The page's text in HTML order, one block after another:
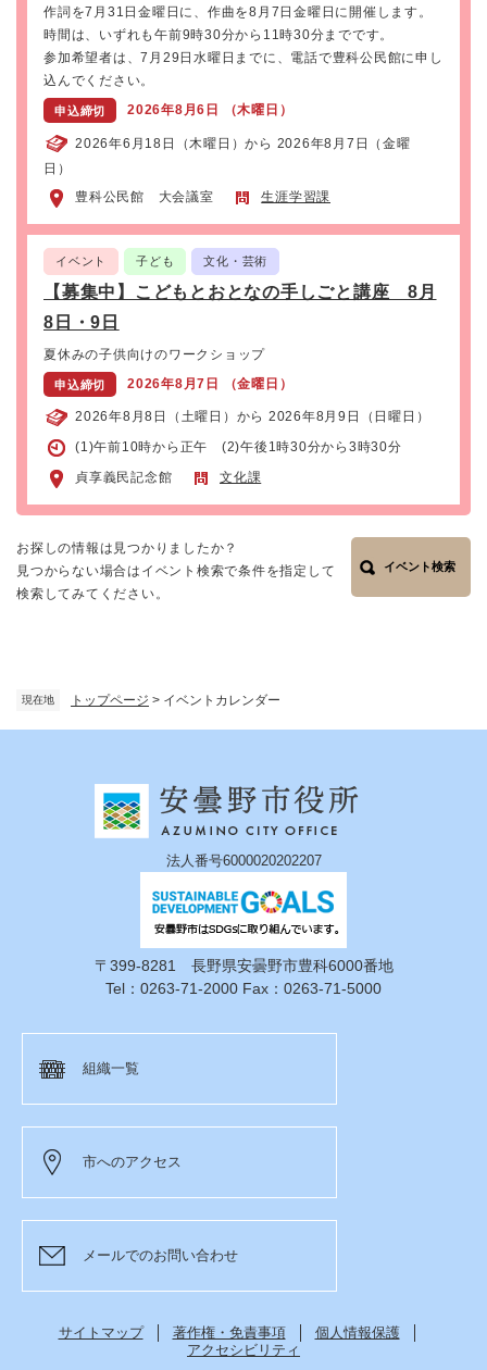
現在地 トップページ > イベントカレンダー
作詞を7月31日金曜日に、作曲を8月7日金曜日に開催します。
時間は、いずれも午前9時30分から11時30分までです。
参加希望者は、7月29日水曜日までに、電話で豊科公民館に申し
込んでください。
申込締切 2026年8月6日 （木曜日）
2026年6月18日（木曜日）から 2026年8月7日（金曜
日）
豊科公民館 大会議室
生涯学習課
イベント 子ども 文化・芸術
【募集中】こどもとおとなの手しごと講座 8月
8日・9日
夏休みの子供向けのワークショップ
申込締切 2026年8月7日 （金曜日）
2026年8月8日（土曜日）から 2026年8月9日（日曜日）
(1)午前10時から正午 (2)午後1時30分から3時30分
貞享義民記念館
文化課
お探しの情報は見つかりましたか？
見つからない場合はイベント検索で条件を指定して
検索してみてください。
イベント検索
法人番号6000020202207
〒399-8281 長野県安曇野市豊科6000番地
Tel：0263-71-2000 Fax：0263-71-5000
組織一覧
市へのアクセス
メールでのお問い合わせ
サイトマップ 著作権・免責事項
個人情報保護
アクセシビリティ